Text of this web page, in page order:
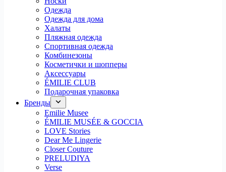
Одежда
Одежда для дома
Халаты
Пляжная одежда
Спортивная одежда
Комбинезоны
Косметички и шопперы
Аксессуары
ÉMILIE CLUB
Подарочная упаковка
Бренды
Emilie Musee
ÉMILIE MUSÉE & GOCCIA
LOVE Stories
Dear Me Lingerie
Closer Couture
PRELUDIYA
Verse